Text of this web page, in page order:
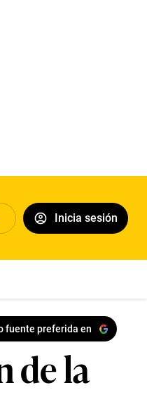
Inicia sesión
fuente preferida en
de la